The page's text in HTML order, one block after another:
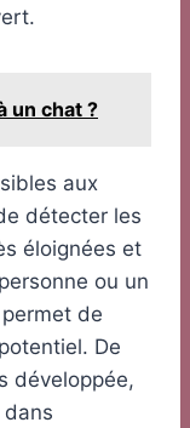
un chat ?
aux
détecter les
éloignées et
ou un
de
De
développée,